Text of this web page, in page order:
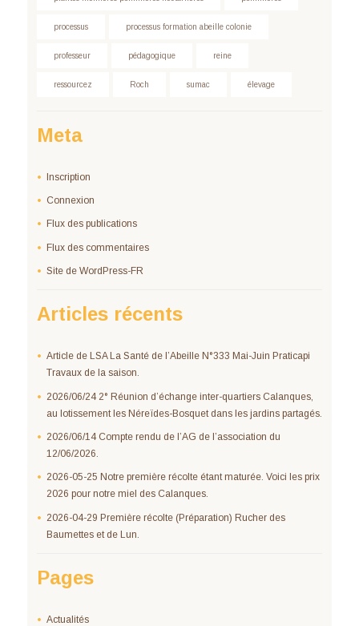
processus processus formation abeille colonie
professeur pédagogique reine
ressourcez Roch sumac élevage
Meta
Inscription
Connexion
Flux des publications
Flux des commentaires
Site de WordPress-FR
Articles récents
Article de LSA La Santé de l’Abeille N°333 Mai-Juin Praticapi
Travaux de la saison.
2026/06/24 2° Réunion d’échange inter-quartiers Calanques,
au lotissement les Néreïdes-Bosquet dans les jardins partagés.
2026/06/14 Compte rendu de l’AG de l’association du
12/06/2026.
2026-05-25 Notre première récolte étant maturée. Voici les prix
2026 pour notre miel des Calanques.
2026-04-29 Première récolte (Préparation) Rucher des
Baumettes et de Lun.
Pages
Actualités